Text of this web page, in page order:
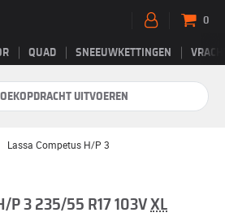
QUAD SNEEUWKETTINGEN
0
UITVOEREN
Lassa Competus H/P 3
P 3 235/55 R17 103V XL